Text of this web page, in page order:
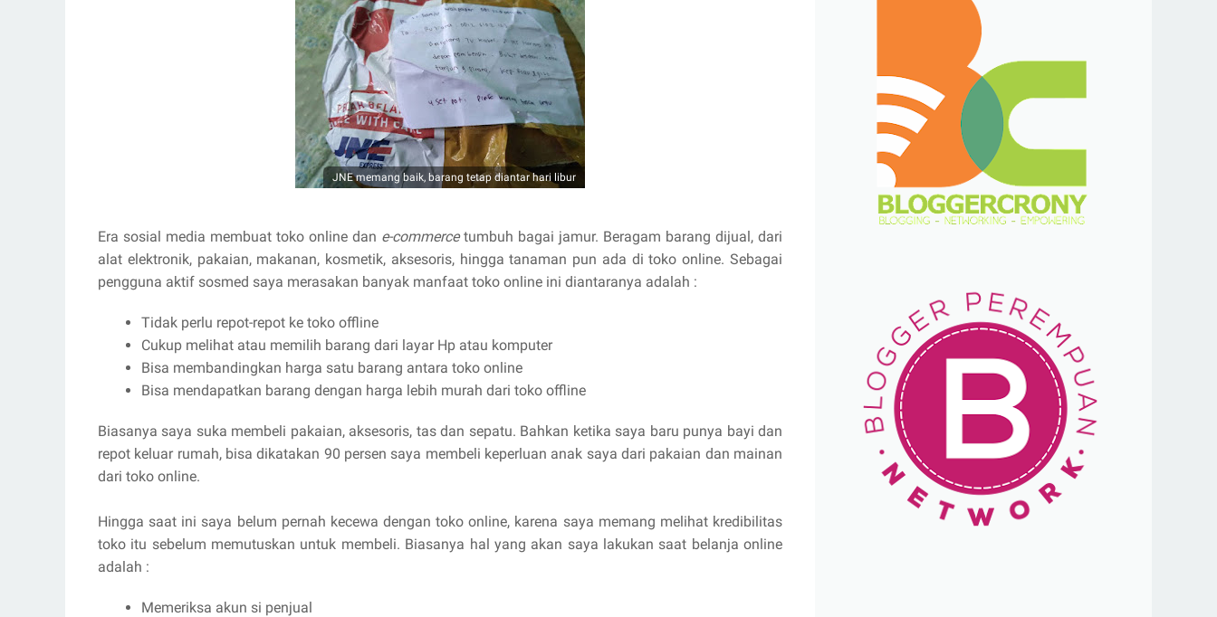
JNE memang baik, barang tetap diantar hari libur
Era sosial media membuat toko online dan e-commercetumbuh bagai jamur. Beragam barang dijual, dari
alat elektronik, pakaian, makanan, kosmetik, aksesoris, hingga tanaman pun ada di toko online. Sebagai
pengguna aktif sosmed saya merasakan banyak manfaat toko online ini diantaranya adalah :
Tidak perlu repot-repot ke toko offline
Cukup melihat atau memilih barang dari layar Hp atau komputer
Bisa membandingkan harga satu barang antara toko online
Bisa mendapatkan barang dengan harga lebih murah dari toko offline
Biasanya saya suka membeli pakaian, aksesoris, tas dan sepatu. Bahkan ketika saya baru punya bayi dan
repot keluar rumah, bisa dikatakan 90 persen saya membeli keperluan anak saya dari pakaian dan mainan
dari toko online.
Hingga saat ini saya belum pernah kecewa dengan toko online, karena saya memang melihat kredibilitas
toko itu sebelum memutuskan untuk membeli. Biasanya hal yang akan saya lakukan saat belanja online
adalah :
Memeriksa akun si penjual